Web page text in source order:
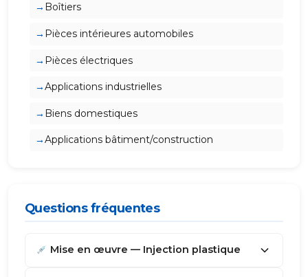
Boîtiers
Pièces intérieures automobiles
Pièces électriques
Applications industrielles
Biens domestiques
Applications bâtiment/construction
Questions fréquentes
Mise en œuvre — Injection plastique